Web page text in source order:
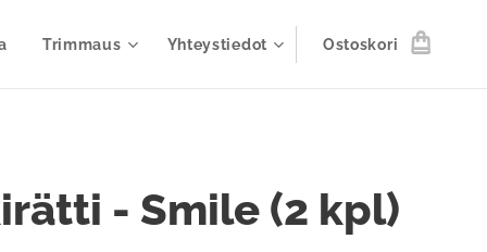
Trimmaus Yhteystiedot Ostoskori
- Smile (2 kpl)